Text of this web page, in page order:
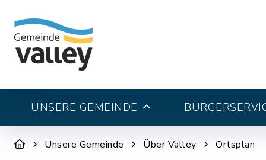
UNSERE GEMEINDE
Unsere Gemeinde Über Valley Ortsplan